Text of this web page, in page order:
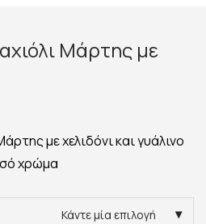
Μάρτης με
με χελιδόνι και γυάλινο
χρώμα
Κάντε μία επιλογή